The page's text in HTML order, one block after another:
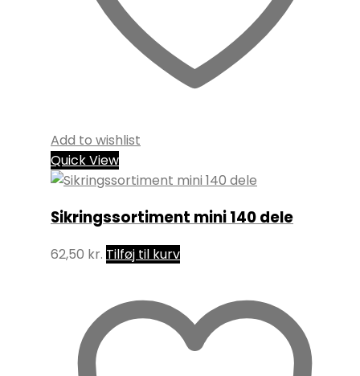
Add to wishlist
Quick View
Sikringssortiment mini 140 dele
62,50 kr. Tilføj til kurv